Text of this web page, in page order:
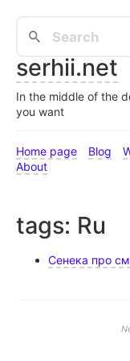
serhii.net
In the middle of the
you want
Home page Blog
About
tags: Ru
Сенека про